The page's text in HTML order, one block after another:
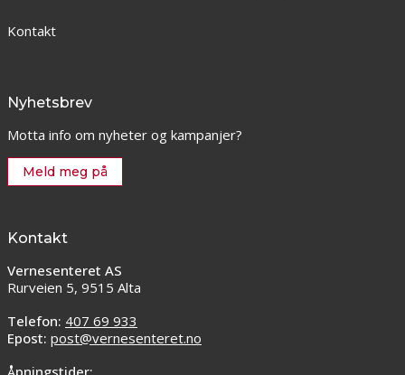
Kontakt
Nyhetsbrev
Motta info om nyheter og kampanjer?
Meld meg på
Kontakt
Vernesenteret AS
Rurveien 5, 9515 Alta
Telefon: 407 69 933
Epost: post@vernesenteret.no
Åpningstider: